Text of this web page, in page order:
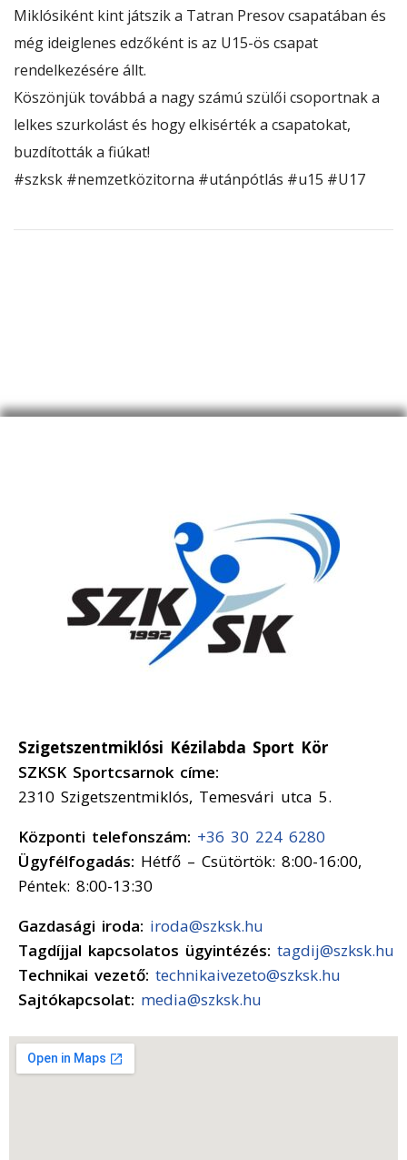
Miklósiként kint játszik a Tatran Presov csapatában és
még ideiglenes edzőként is az U15-ös csapat
rendelkezésére állt.
Köszönjük továbbá a nagy számú szülői csoportnak a
lelkes szurkolást és hogy elkisérték a csapatokat,
buzdították a fiúkat!
#szksk #nemzetközitorna #utánpótlás #u15 #U17
Szigetszentmiklósi Kézilabda Sport Kör
SZKSK Sportcsarnok címe:
2310 Szigetszentmiklós, Temesvári utca 5.
Központi telefonszám: +36 30 224 6280
Ügyfélfogadás: Hétfő – Csütörtök: 8:00-16:00,
Péntek: 8:00-13:30
Gazdasági iroda: iroda@szksk.hu
Tagdíjjal kapcsolatos ügyintézés: tagdij@szksk.hu
Technikai vezető: technikaivezeto@szksk.hu
Sajtókapcsolat: media@szksk.hu